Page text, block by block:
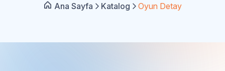
Ana Sayfa Katalog Oyun Detay